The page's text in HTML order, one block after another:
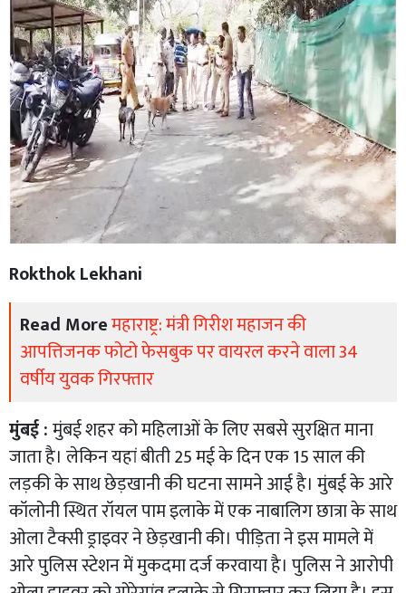
Rokthok Lekhani
Read Moreमहाराष्ट्र: मंत्री गिरीश महाजन की
आपत्तिजनक फोटो फेसबुक पर वायरल करने वाला 34
वर्षीय युवक गिरफ्तार
मुंबई :मुंबई शहर को महिलाओं के लिए सबसे सुरक्षित माना
जाता है। लेकिन यहां बीती 25 मई के दिन एक 15 साल की
लड़की के साथ छेड़खानी की घटना सामने आई है। मुंबई के आरे
कॉलोनी स्थित रॉयल पाम इलाके में एक नाबालिग छात्रा के साथ
ओला टैक्सी ड्राइवर ने छेड़खानी की। पीड़िता ने इस मामले में
आरे पुलिस स्टेशन में मुकदमा दर्ज करवाया है। पुलिस ने आरोपी